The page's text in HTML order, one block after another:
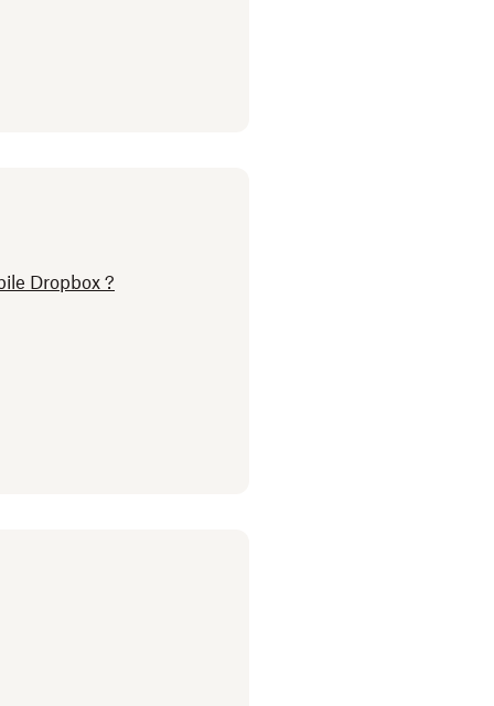
Dropbox ?